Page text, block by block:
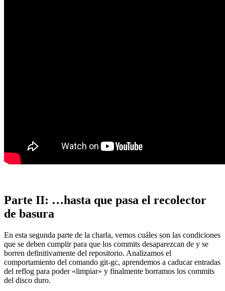
Parte II: …hasta que pasa el recolector
de basura
En esta segunda parte de la charla, vemos cuáles son las condiciones
que se deben cumplir para que los commits desaparezcan de y se
borren definitivamente del repositorio. Analizamos el
comportamiento del comando git-gc, aprendemos a caducar entradas
del reflog para poder «limpiar» y finalmente borramos los commits
del disco duro.